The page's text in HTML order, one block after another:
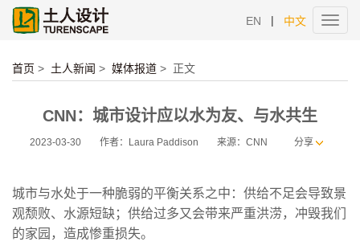
EN | 中文
首页 > 土人新闻 > 媒体报道 > 正文
CNN：城市设计应以水为友、与水共生
2023-03-30 作者：Laura Paddison 来源：CNN 分享
城市与水处于一种脆弱的平衡关系之中：供给不足会导致景
观颓败、水源短缺；供给过多又会带来严重洪涝，冲毁我们
的家园，造成惨重损失。